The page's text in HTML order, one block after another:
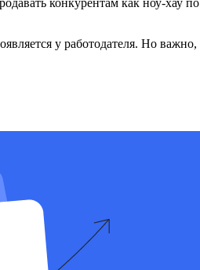
у работодателя. Но